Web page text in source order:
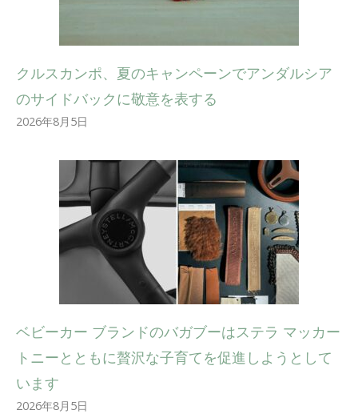
クルスカンポ、夏のキャンペーンでアンダルシア
のサイドバックに敬意を表する
2026年8月5日
ベビーカー ブランドのバガブーはステラ マッカー
トニーとともに贅沢な子育てを促進しようとして
います
2026年8月5日